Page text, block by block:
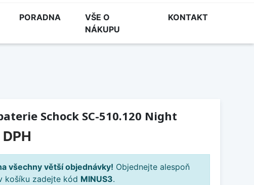
PORADNA
VŠE O
NÁKUPU
KONTAKT
Schock SC-510.120 Night
DPH
všechny větší objednávky! Objednejte alespoň
košíku zadejte kód MINUS3.